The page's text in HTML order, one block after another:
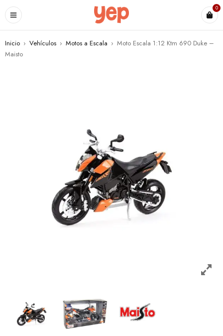
0
Inicio › Vehículos › Motos a Escala › Moto Escala 1:12 Ktm 690 Duke –
Maisto